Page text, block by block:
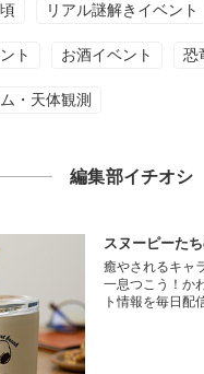
リアル謎解きイベント
ト お酒イベント 恐
・天体観測
編集部イチオシ
スヌーピーた
癒やされるキャ
一息つこう！か
ト情報を毎日配